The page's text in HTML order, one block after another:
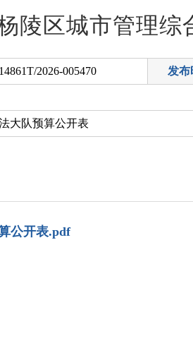
陵区城市管理综
2026-005470 发布
大队预算公开表
公开表.pdf